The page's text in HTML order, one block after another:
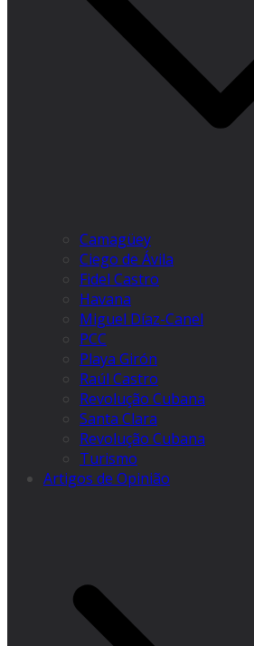
Camagüey
Ciego de Ávila
Fidel Castro
Havana
Miguel Díaz-Canel
PCC
Playa Girón
Raúl Castro
Revolução Cubana
Santa Clara
Revolução Cubana
Turismo
Artigos de Opinião